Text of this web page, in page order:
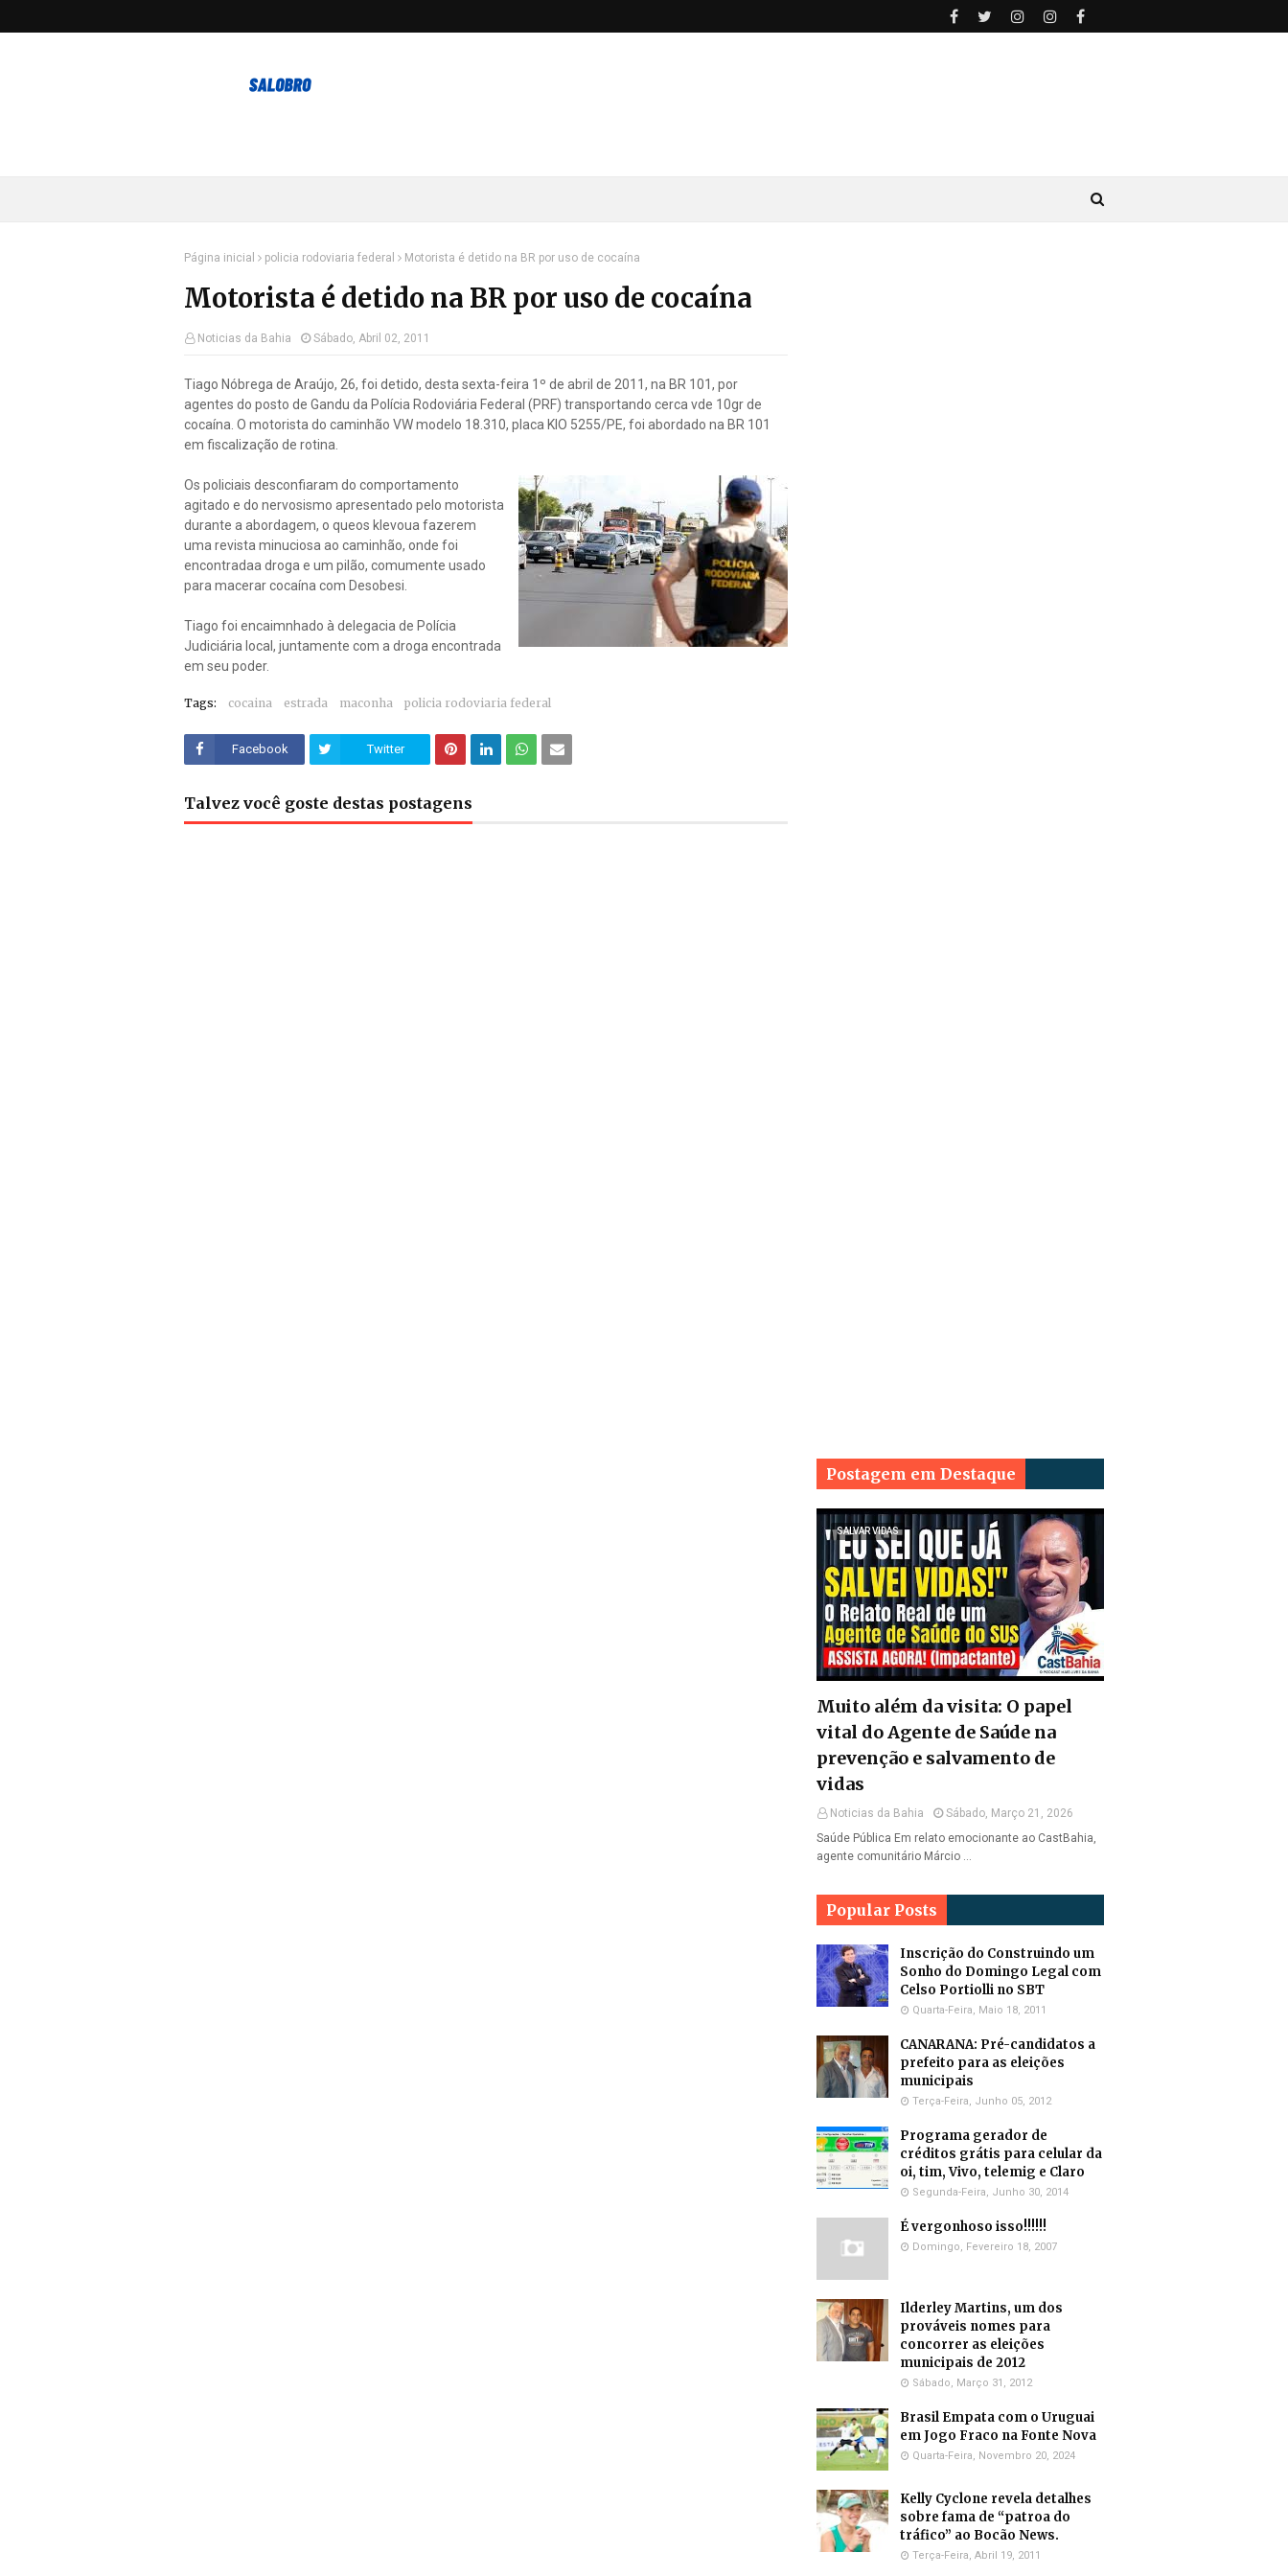
Página inicial policia rodoviaria federal Motorista é detido na BR por uso de cocaína
Motorista é detido na BR por uso de cocaína
Noticias da Bahia Sábado, Abril 02, 2011
Tiago Nóbrega de Araújo, 26, foi detido, desta sexta-feira 1º de abril de 2011, na BR 101, por
agentes do posto de Gandu da Polícia Rodoviária Federal (PRF) transportando cerca vde 10gr de
cocaína. O motorista do caminhão VW modelo 18.310, placa KIO 5255/PE, foi abordado na BR 101
em fiscalização de rotina.
Os policiais desconfiaram do comportamento
agitado e do nervosismo apresentado pelo motorista
durante a abordagem, o queos klevoua fazerem
uma revista minuciosa ao caminhão, onde foi
encontradaa droga e um pilão, comumente usado
para macerar cocaína com Desobesi.
Tiago foi encaimnhado à delegacia de Polícia
Judiciária local, juntamente com a droga encontrada
em seu poder.
Tags: cocaina estrada maconha policia rodoviaria federal
Facebook Twitter
Talvez você goste destas postagens
Postagem em Destaque
SALVAR VIDAS
Muito além da visita: O papel
vital do Agente de Saúde na
prevenção e salvamento de
vidas
Noticias da Bahia
Sábado, Março 21, 2026
Saúde Pública Em relato emocionante ao CastBahia,
agente comunitário Márcio …
Popular Posts
Inscrição do Construindo um
Sonho do Domingo Legal com
Celso Portiolli no SBT
Quarta-Feira, Maio 18, 2011
CANARANA: Pré-candidatos a
prefeito para as eleições
municipais
Terça-Feira, Junho 05, 2012
Programa gerador de
créditos grátis para celular da
oi, tim, Vivo, telemig e Claro
Segunda-Feira, Junho 30, 2014
É vergonhoso isso!!!!!!
Domingo, Fevereiro 18, 2007
Ilderley Martins, um dos
prováveis nomes para
concorrer as eleições
municipais de 2012
Sábado, Março 31, 2012
Brasil Empata com o Uruguai
em Jogo Fraco na Fonte Nova
Quarta-Feira, Novembro 20, 2024
Kelly Cyclone revela detalhes
sobre fama de “patroa do
tráfico” ao Bocão News.
Terça-Feira, Abril 19, 2011